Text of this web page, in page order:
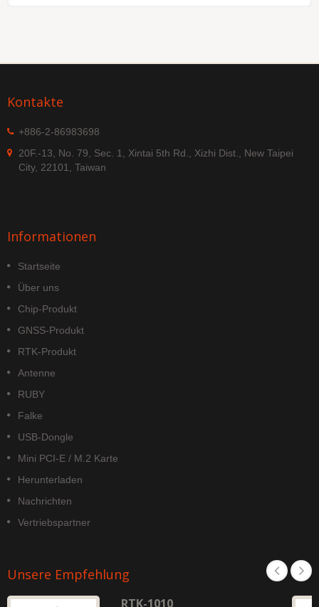
Kontakte
+886-2-86983698
20F.-13, No. 79, Sec. 1, Xintai 5th Rd., Xizhi Dist., New Taipei
City, 22101, Taiwan
Informationen
Startseite
Über uns
Chip-Produkt
GNSS-Produkt
RTK-Produkt
Antenne
RUBY
Falke
USB-Dongle
Mini PCI-E / M.2 Karte
Herunterladen
Nachrichten
Vertriebspartner
Unsere Empfehlung
RTK-1010